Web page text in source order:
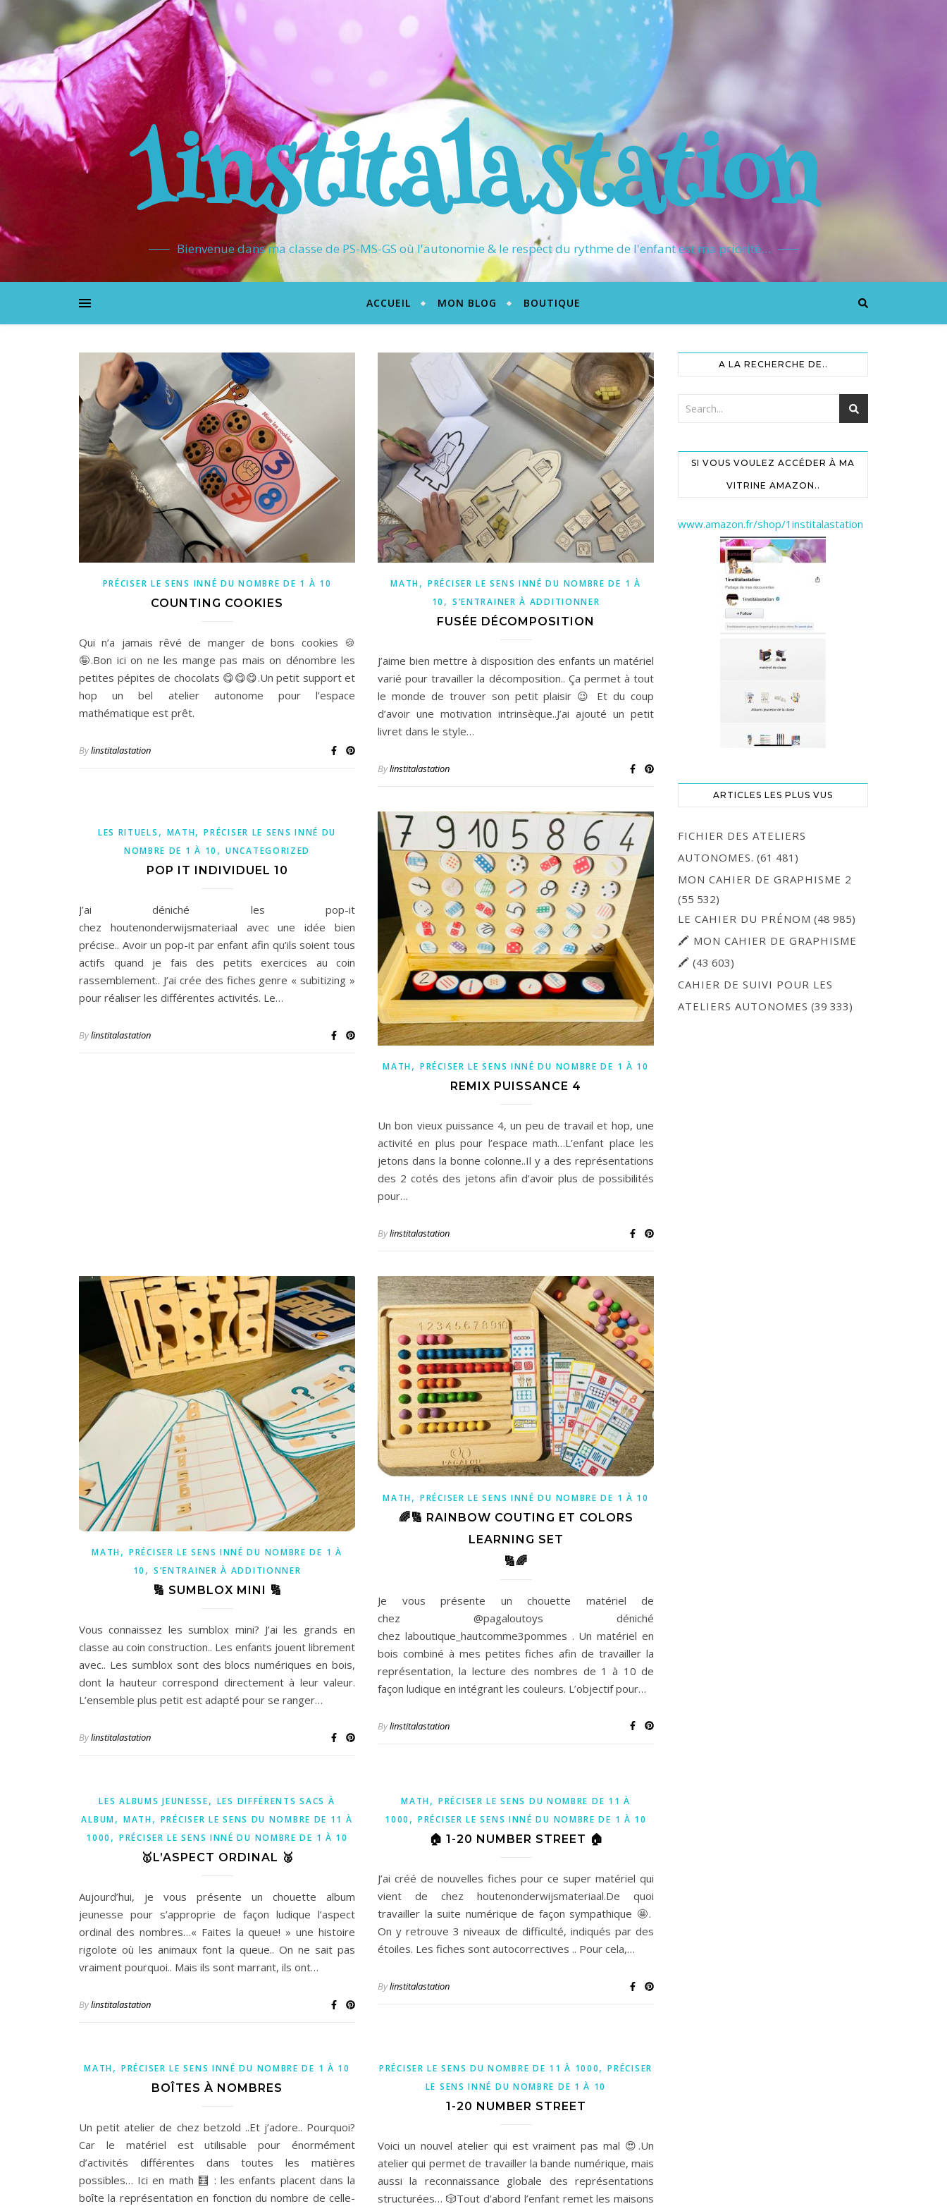
1institalastation
Bienvenue dans ma classe de PS-MS-GS où l'autonomie & le respect du rythme de l'enfant est ma priorité…
ACCUEIL MON BLOG BOUTIQUE
PRÉCISER LE SENS INNÉ DU NOMBRE DE 1 À 10
COUNTING COOKIES
Qui n’a jamais rêvé de manger de bons cookies 🍪
🤪.Bon ici on ne les mange pas mais on dénombre les
petites pépites de chocolats 😋😋😋.Un petit support et
hop un bel atelier autonome pour l’espace
mathématique est prêt.
Bylinstitalastation
MATH,PRÉCISER LE SENS INNÉ DU NOMBRE DE 1 À
10 , S’ENTRAINER À ADDITIONNER
FUSÉE DÉCOMPOSITION
J’aime bien mettre à disposition des enfants un matériel
varié pour travailler la décomposition.. Ça permet à tout
le monde de trouver son petit plaisir 😉 Et du coup
d’avoir une motivation intrinsèque..J’ai ajouté un petit
livret dans le style…
Bylinstitalastation
LES RITUELS , MATH,PRÉCISER LE SENS INNÉ DU
NOMBRE DE 1 À 10 ,UNCATEGORIZED
POP IT INDIVIDUEL 10
J’ai déniché les pop-it
chez houtenonderwijsmateriaal avec une idée bien
précise.. Avoir un pop-it par enfant afin qu’ils soient tous
actifs quand je fais des petits exercices au coin
rassemblement.. J’ai crée des fiches genre « subitizing »
pour réaliser les différentes activités. Le…
Bylinstitalastation
MATH,PRÉCISER LE SENS INNÉ DU NOMBRE DE 1 À 10
REMIX PUISSANCE 4
Un bon vieux puissance 4, un peu de travail et hop, une
activité en plus pour l’espace math…L’enfant place les
jetons dans la bonne colonne..Il y a des représentations
des 2 cotés des jetons afin d’avoir plus de possibilités
pour…
Bylinstitalastation
MATH,PRÉCISER LE SENS INNÉ DU NOMBRE DE 1 À
10 , S’ENTRAINER À ADDITIONNER
🔢 SUMBLOX MINI 🔢
Vous connaissez les sumblox mini? J’ai les grands en
classe au coin construction.. Les enfants jouent librement
avec.. Les sumblox sont des blocs numériques en bois,
dont la hauteur correspond directement à leur valeur.
L’ensemble plus petit est adapté pour se ranger…
Bylinstitalastation
MATH,PRÉCISER LE SENS INNÉ DU NOMBRE DE 1 À 10
🌈🔢 RAINBOW COUTING ET COLORS
LEARNING SET
🔢🌈
Je vous présente un chouette matériel de
chez @pagaloutoys déniché
chez laboutique_hautcomme3pommes . Un matériel en
bois combiné à mes petites fiches afin de travailler la
représentation, la lecture des nombres de 1 à 10 de
façon ludique en intégrant les couleurs. L’objectif pour…
Bylinstitalastation
LES ALBUMS JEUNESSE, LES DIFFÉRENTS SACS À
ALBUM, MATH, PRÉCISER LE SENS DU NOMBRE DE 11 À
1000 ,PRÉCISER LE SENS INNÉ DU NOMBRE DE 1 À 10
🥇L’ASPECT ORDINAL 🥈
Aujourd’hui, je vous présente un chouette album
jeunesse pour s’approprie de façon ludique l’aspect
ordinal des nombres…« Faites la queue! » une histoire
rigolote où les animaux font la queue.. On ne sait pas
vraiment pourquoi.. Mais ils sont marrant, ils ont…
Bylinstitalastation
MATH, PRÉCISER LE SENS DU NOMBRE DE 11 À
1000 ,PRÉCISER LE SENS INNÉ DU NOMBRE DE 1 À 10
🏠 1-20 NUMBER STREET 🏠
J’ai créé de nouvelles fiches pour ce super matériel qui
vient de chez houtenonderwijsmateriaal.De quoi
travailler la suite numérique de façon sympathique 🤩.
On y retrouve 3 niveaux de difficulté, indiqués par des
étoiles. Les fiches sont autocorrectives .. Pour cela,…
Bylinstitalastation
MATH,PRÉCISER LE SENS INNÉ DU NOMBRE DE 1 À 10
BOÎTES À NOMBRES
Un petit atelier de chez betzold ..Et j’adore.. Pourquoi?
Car le matériel est utilisable pour énormément
d’activités différentes dans toutes les matières
possibles… Ici en math 🧮 : les enfants placent dans la
boîte la représentation en fonction du nombre de celle-
PRÉCISER LE SENS DU NOMBRE DE 11 À 1000,PRÉCISER
LE SENS INNÉ DU NOMBRE DE 1 À 10
1-20 NUMBER STREET
Voici un nouvel atelier qui est vraiment pas mal 😍.Un
atelier qui permet de travailler la bande numérique, mais
aussi la reconnaissance globale des représentations
structurées… 🎲Tout d’abord l’enfant remet les maisons
A LA RECHERCHE DE..
SI VOUS VOULEZ ACCÉDER À MA
VITRINE AMAZON..
www.amazon.fr/shop/1institalastation
ARTICLES LES PLUS VUS
FICHIER DES ATELIERS
AUTONOMES. (61 481)
MON CAHIER DE GRAPHISME 2
(55 532)
LE CAHIER DU PRÉNOM (48 985)
🖍 MON CAHIER DE GRAPHISME
🖍 (43 603)
CAHIER DE SUIVI POUR LES
ATELIERS AUTONOMES (39 333)